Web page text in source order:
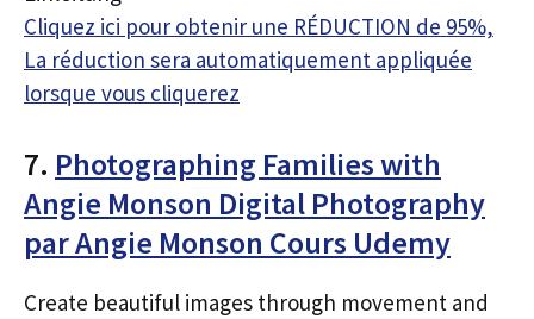
Cliquez ici pour obtenir une RÉDUCTION de 95%,
La réduction sera automatiquement appliquée
lorsque vous cliquerez
7. Photographing Families with
Angie Monson Digital Photography
par Angie Monson Cours Udemy
Create beautiful images through movement and